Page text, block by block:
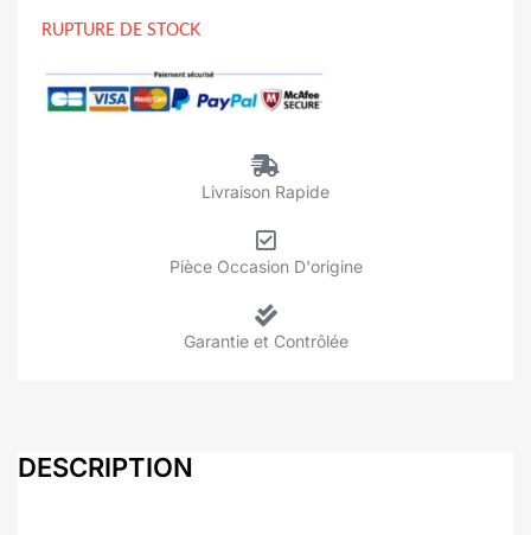
RUPTURE DE STOCK
Livraison Rapide
Pièce Occasion D'origine
Garantie et Contrôlée
DESCRIPTION